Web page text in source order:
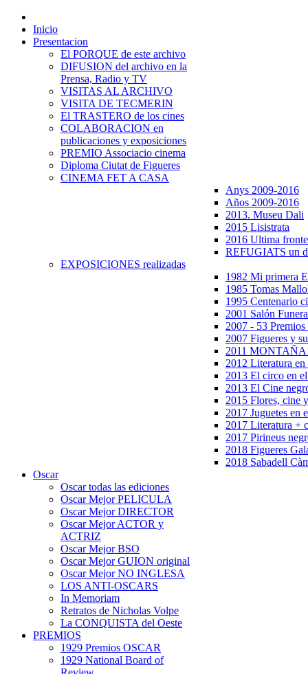
Inicio
Presentacion
El PORQUE de este archivo
DIFUSION del archivo en la
Prensa, Radio y TV
VISITAS AL ARCHIVO
VISITA DE TECMERIN
El TRASTERO de los cines
COLABORACION en
publicaciones y exposiciones
PREMIO Associacio cinema
Diploma Ciutat de Figueres
CINEMA FET A CASA
Anys 2009-2016
Años 2009-2016
2013. Museu Dali
2015 Lisistrata
2016 Ultima
REFUGIATS un
EXPOSICIONES realizadas
1982 Mi primera
1985 Tomas
1995 Centenario
2001 Salón
2007 - 53 Premios
2007 Figueres y
2011 MONTAÑA
2012 Literatura en
2013 El circo en
2013 El Cine
2015 Flores, cine
2017 Juguetes en
2017 Literatura +
2017 Pirineus
2018 Figueres
2018 Sabadell
Oscar
Oscar todas las ediciones
Oscar Mejor PELICULA
Oscar Mejor DIRECTOR
Oscar Mejor ACTOR y
ACTRIZ
Oscar Mejor BSO
Oscar Mejor GUION original
Oscar Mejor NO INGLESA
LOS ANTI-OSCARS
In Memoriam
Retratos de Nicholas Volpe
La CONQUISTA del Oeste
PREMIOS
1929 Premios OSCAR
1929 National Board of